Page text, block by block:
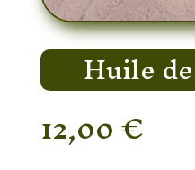
Huile
12,00€